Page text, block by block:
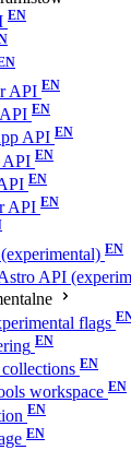
API
API
API
API
API
flags
workspace